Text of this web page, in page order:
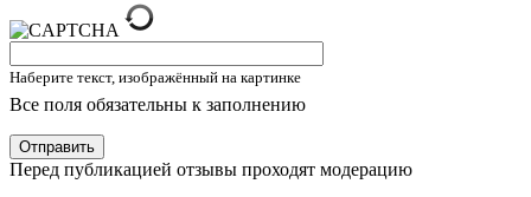
Наберите текст, изображённый на картинке
Все поля обязательны к заполнению
Отправить
Перед публикацией отзывы проходят модерацию